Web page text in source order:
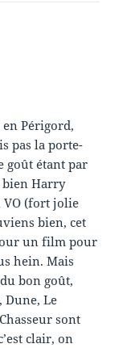
Périgord,
pas la porte-
goût étant par
Harry
VO (fort jolie
bien, cet
un film pour
hein. Mais
bon goût,
Dune, Le
sont
clair, on